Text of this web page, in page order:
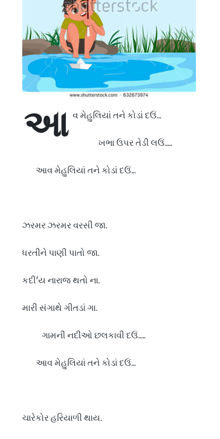
આ વ મેહુલિયાં તને કોડાં દઉં...
ખભા ઉપર તેડી લઉં.....
આવ મેહુલિયાં તને કોડાં દઉં...
ઝરમર ઝરમર વરસી જા.
ધરતીને પાણી પાતો જા.
કદી'ય નારાજ થતો ના.
મારી સંગાથે ગીતડાં ગા.
ગામની નદીઓ છલકાવી દઉં.....
આવ મેહુલિયાં તને કોડાં દઉં...
ચારેકોર હરિયાળી થાય.